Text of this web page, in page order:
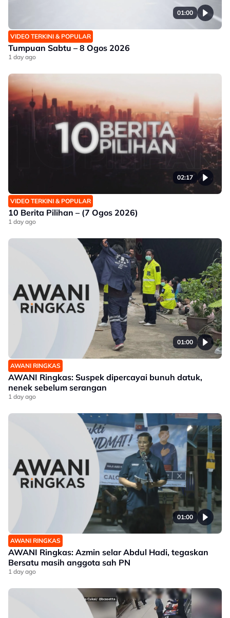
01:00
VIDEO TERKINI & POPULAR
Tumpuan Sabtu – 8 Ogos 2026
1 day ago
02:17
VIDEO TERKINI & POPULAR
10 Berita Pilihan – (7 Ogos 2026)
1 day ago
01:00
AWANI RINGKAS
AWANI Ringkas: Suspek dipercayai bunuh datuk,
nenek sebelum serangan
1 day ago
01:00
AWANI RINGKAS
AWANI Ringkas: Azmin selar Abdul Hadi, tegaskan
Bersatu masih anggota sah PN
1 day ago